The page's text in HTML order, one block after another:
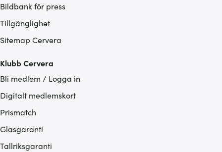
Bildbank för press
Tillgänglighet
Sitemap Cervera
Klubb Cervera
Bli medlem / Logga in
Digitalt medlemskort
Prismatch
Glasgaranti
Tallriksgaranti